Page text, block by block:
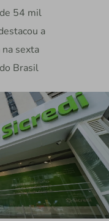
54 mil
a
sexta
Brasil